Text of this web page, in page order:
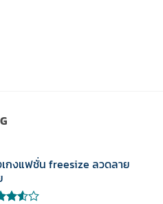
กงแฟชั่น freesize ลวดลาย